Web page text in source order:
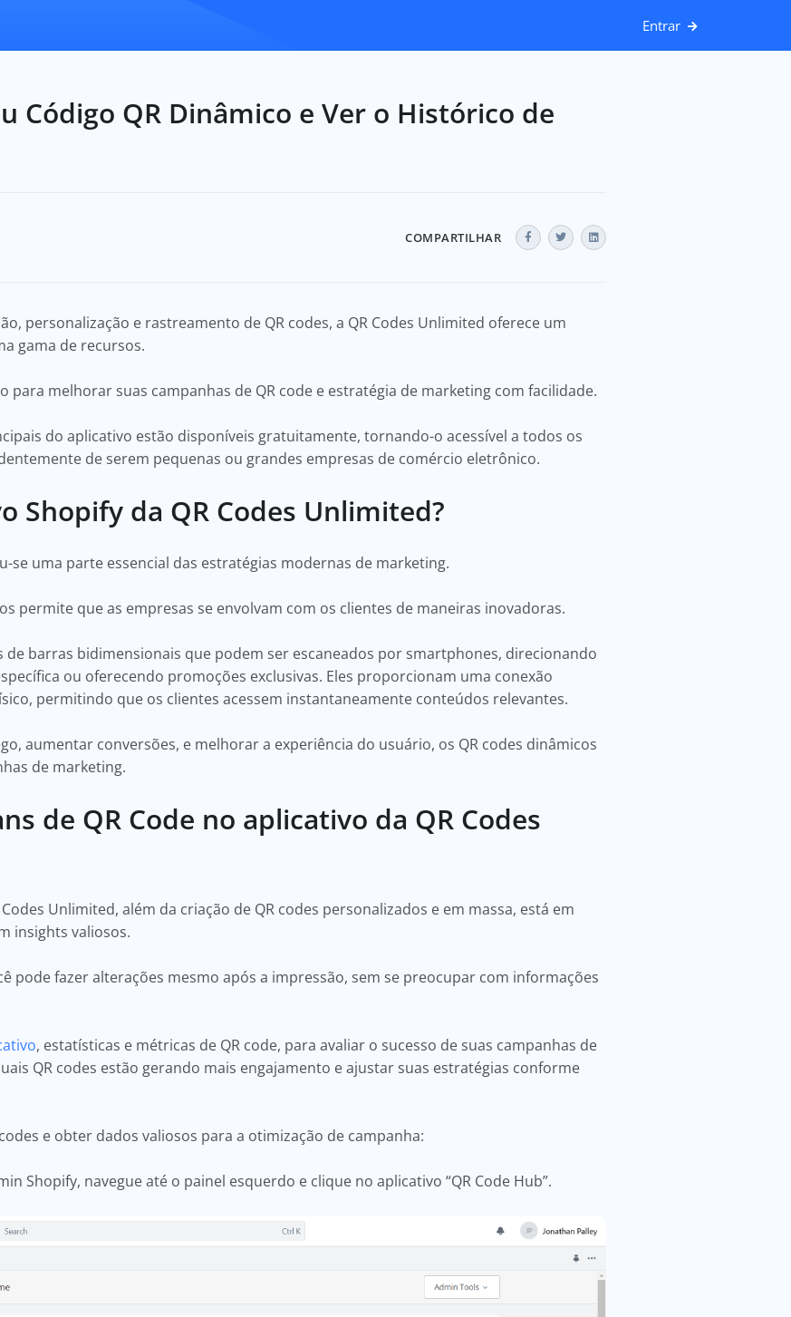
Entrar
Código QR Dinâmico e Ver o Histórico de
COMPARTILHAR
personalização e rastreamento de QR codes, a QR Codes Unlimited oferece um
gama de recursos.
para melhorar suas campanhas de QR code e estratégia de marketing com facilidade.
do aplicativo estão disponíveis gratuitamente, tornando-o acessível a todos os
de serem pequenas ou grandes empresas de comércio eletrônico.
Shopify da QR Codes Unlimited?
se uma parte essencial das estratégias modernas de marketing.
permite que as empresas se envolvam com os clientes de maneiras inovadoras.
de barras bidimensionais que podem ser escaneados por smartphones, direcionando
ou oferecendo promoções exclusivas. Eles proporcionam uma conexão
permitindo que os clientes acessem instantaneamente conteúdos relevantes.
aumentar conversões, e melhorar a experiência do usuário, os QR codes dinâmicos
de marketing.
de QR Code no aplicativo da QR Codes
Unlimited, além da criação de QR codes personalizados e em massa, está em
insights valiosos.
pode fazer alterações mesmo após a impressão, sem se preocupar com informações
, estatísticas e métricas de QR code, para avaliar o sucesso de suas campanhas de
QR codes estão gerando mais engajamento e ajustar suas estratégias conforme
e obter dados valiosos para a otimização de campanha:
Shopify, navegue até o painel esquerdo e clique no aplicativo “QR Code Hub”.